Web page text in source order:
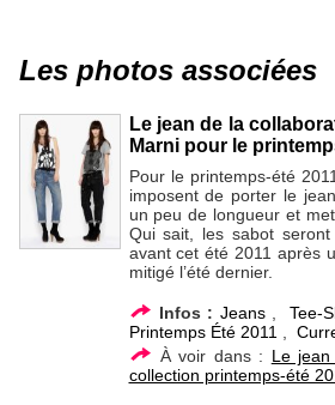
Les photos associées
Le jean de la
Marni pour le
Pour le printemps-été
imposent de porter le
un peu de longueur et
Qui sait, les sabot
avant cet été 2011 après
mitigé l’été dernier.
Infos : Jeans, Tee-
Printemps Été 2011
À voir dans : Le
collection printemps-été